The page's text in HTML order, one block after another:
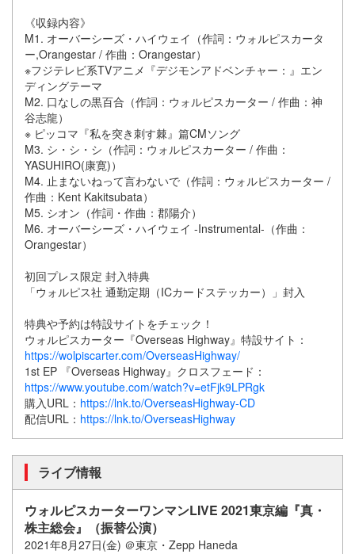
《収録内容》
M1. オーバーシーズ・ハイウェイ（作詞：ウォルピスカータ
ー,Orangestar / 作曲：Orangestar）
※フジテレビ系TVアニメ『デジモンアドベンチャー：』エン
ディングテーマ
M2. 口なしの黒百合（作詞：ウォルピスカーター / 作曲：神
谷志龍）
※ ピッコマ『私を突き刺す棘』篇CMソング
M3. シ・シ・シ（作詞：ウォルピスカーター / 作曲：
YASUHIRO(康寛)）
M4. 止まないねって言わないで（作詞：ウォルピスカーター /
作曲：Kent Kakitsubata）
M5. シオン（作詞・作曲：郡陽介）
M6. オーバーシーズ・ハイウェイ -Instrumental-（作曲：
Orangestar）
初回プレス限定 封入特典
「ウォルピス社 通勤定期（ICカードステッカー）」封入
特典や予約は特設サイトをチェック！
ウォルピスカーター『Overseas Highway』特設サイト：
https://wolpiscarter.com/OverseasHighway/
1st EP 『Overseas Highway』クロスフェード：
https://www.youtube.com/watch?v=etFjk9LPRgk
購入URL： https://lnk.to/OverseasHighway-CD
配信URL： https://lnk.to/OverseasHighway
ライブ情報
ウォルピスカーターワンマンLIVE 2021東京編『真・
株主総会』（振替公演）
2021年8月27日(金) ＠東京・Zepp Haneda